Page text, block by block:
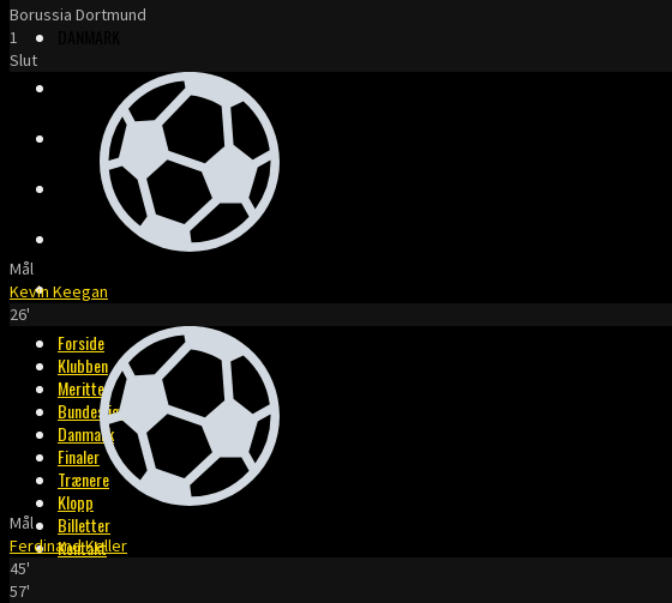
TRÆNERE
KONTAKT
Forside
Klubben
Meritter
Bundesliga
Danmark
Finaler
Trænere
Klopp
Billetter
Kontakt
Borussia Dortmund
1
Slut
Mål
Kevin Keegan
26'
Mål
Ferdinand Keller
45'
57'